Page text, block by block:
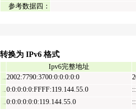
参考数据四：
转换为 IPv6 格式
Ipv6完整地址
2002:7790:3700:0:0:0:0:0
0:0:0:0:0:FFFF:119.144.55.0
0:0:0:0:0:0:119.144.55.0